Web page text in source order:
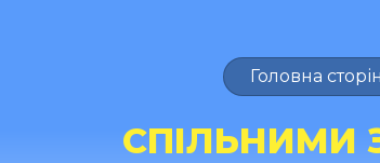
Головна
СПІЛЬНИМИ